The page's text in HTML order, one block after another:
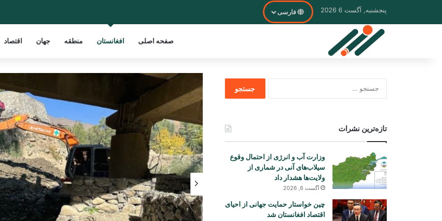
پنجشنبه, آگست 6 2026 فارسی
صفحه اصلی افغانستان منطقه جهان اقتصاد
تازه‌ترین نشرات
وزارت آب و انرژی از احتمال وقوع
سیلاب‌های آنی در شماری از
ولایت‌ها هشدار داد
آگست 6, 2026
چین خواستار حمایت جهانی از احیای
اقتصاد افغانستان شد